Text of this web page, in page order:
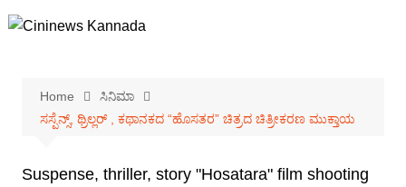
to
Home
ಸಿನಿಮಾ
ಸಸ್ಪೆನ್ಸ್, ಥ್ರಿಲ್ಲರ್ , ಕಥಾನಕದ “ಹೊಸತರ” ಚಿತ್ರದ ಚಿತ್ರೀಕರಣ ಮುಕ್ತಾಯ
Suspense, thriller, story "Hosatara" film shooting